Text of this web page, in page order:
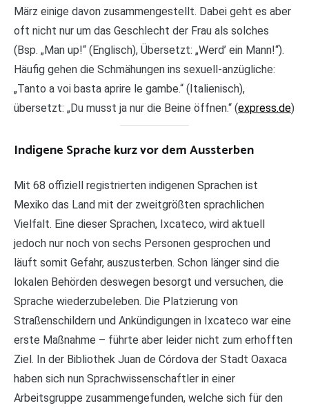
März einige davon zusammengestellt. Dabei geht es aber
oft nicht nur um das Geschlecht der Frau als solches
(Bsp. „Man up!“ (Englisch), Übersetzt: „Werd’ ein Mann!“).
Häufig gehen die Schmähungen ins sexuell-anzügliche:
„Tanto a voi basta aprire le gambe.“ (Italienisch),
übersetzt: „Du musst ja nur die Beine öffnen.“ (express.de)
Indigene Sprache kurz vor dem Aussterben
Mit 68 offiziell registrierten indigenen Sprachen ist
Mexiko das Land mit der zweitgrößten sprachlichen
Vielfalt. Eine dieser Sprachen, Ixcateco, wird aktuell
jedoch nur noch von sechs Personen gesprochen und
läuft somit Gefahr, auszusterben. Schon länger sind die
lokalen Behörden deswegen besorgt und versuchen, die
Sprache wiederzubeleben. Die Platzierung von
Straßenschildern und Ankündigungen in Ixcateco war eine
erste Maßnahme – führte aber leider nicht zum erhofften
Ziel. In der Bibliothek Juan de Córdova der Stadt Oaxaca
haben sich nun Sprachwissenschaftler in einer
Arbeitsgruppe zusammengefunden, welche sich für den